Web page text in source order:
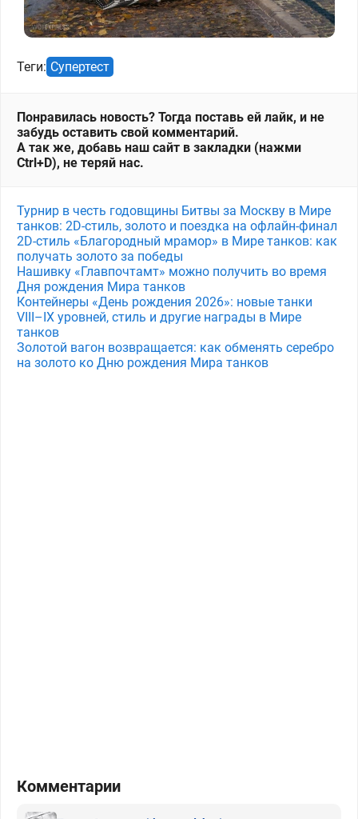
Теги: Супертест
Понравилась новость? Тогда поставь ей лайк, и не
забудь оставить свой комментарий.
А так же, добавь наш сайт в закладки (нажми
Ctrl+D), не теряй нас.
Турнир в честь годовщины Битвы за Москву в Мире
танков: 2D-стиль, золото и поездка на офлайн-финал
2D-стиль «Благородный мрамор» в Мире танков: как
получать золото за победы
Нашивку «Главпочтамт» можно получить во время
Дня рождения Мира танков
Контейнеры «День рождения 2026»: новые танки
VIII–IX уровней, стиль и другие награды в Мире
танков
Золотой вагон возвращается: как обменять серебро
на золото ко Дню рождения Мира танков
Комментарии